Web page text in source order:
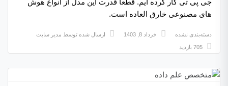
جی پی تی کار کرده ایم. قطعا قدرت این مدل از انواع هوش
های مصنوعی خارق العاده است.
دسته‌بندی نشده خرداد 8, 1403 ارسال شده توسط مدیر سایت